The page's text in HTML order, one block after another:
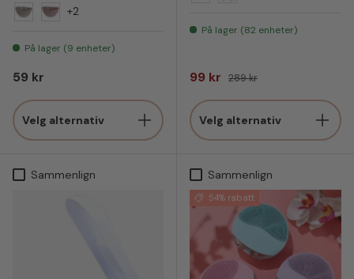
+2
På lager (9 enheter)
Vanlig pris
59 kr
Velg alternativ
På lager (82 enheter)
Salgspris
99 kr Vanlig pris
289 kr
Velg alternativ
Sammenlign Sammenlign
54% rabatt